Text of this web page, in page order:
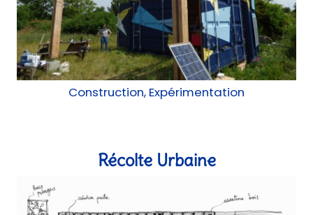
Construction, Expérimentation
Récolte Urbaine